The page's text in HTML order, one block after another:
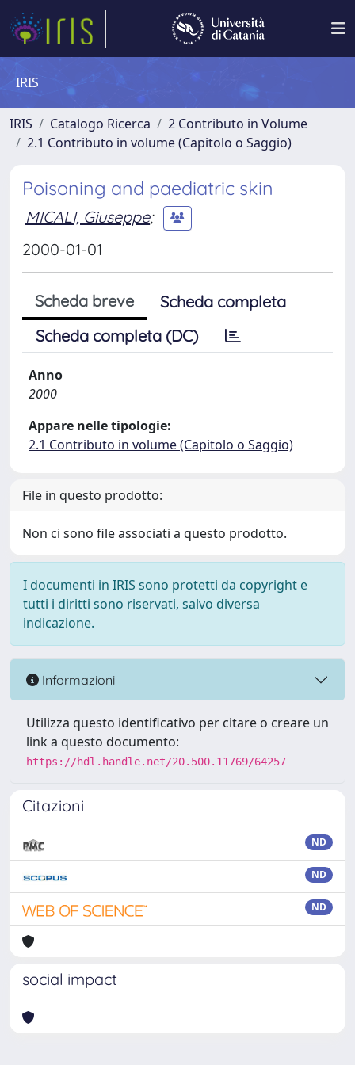
IRIS
IRIS Catalogo Ricerca
2 Contributo in Volume
2.1 Contributo in volume (Capitolo o Saggio)
Poisoning and paediatric skin
MICALI, Giuseppe;
2000-01-01
Scheda breve
Scheda completa
Scheda completa (DC)
Anno
2000
Appare nelle tipologie:
2.1 Contributo in volume (Capitolo o Saggio)
File in questo prodotto:
Non ci sono file associati a questo prodotto.
I documenti in IRIS sono protetti da copyright e
tutti i diritti sono riservati, salvo diversa
indicazione.
Informazioni
Utilizza questo identificativo per citare o creare un
link a questo documento:
https://hdl.handle.net/20.500.11769/64257
Citazioni
ND
ND
ND
social impact